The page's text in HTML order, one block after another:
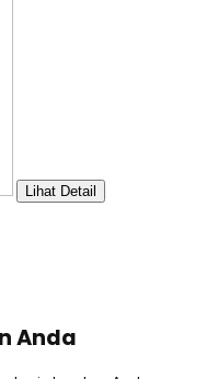
Lihat Detail
Anda